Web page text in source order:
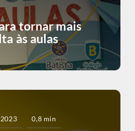
tornar mais
às aulas
0,8 min